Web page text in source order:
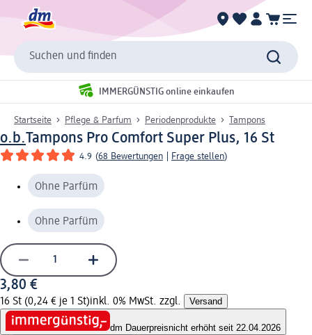
Suchen und finden
IMMERGÜNSTIG online einkaufen
Startseite Pflege & Parfum Periodenprodukte Tampons
o.b.Tampons Pro Comfort Super Plus, 16 St
4.9 (68 Bewertungen Frage stellen)
Ohne Parfüm
Ohne Parfüm
3,80 €
16 St (0,24 € je 1 St)inkl. 0% MwSt. zzgl. Versand
dm Dauerpreisnicht erhöht seit 22.04.2026